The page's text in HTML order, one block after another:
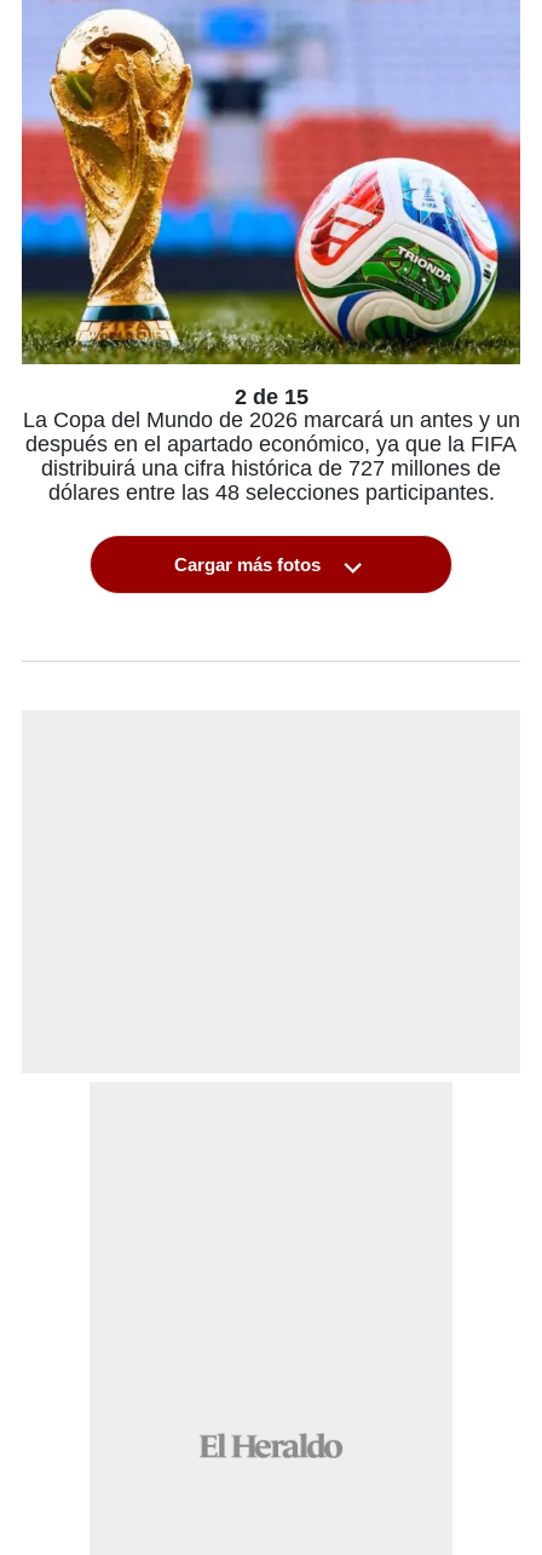
2 de 15
La Copa del Mundo de 2026 marcará un antes y un
después en el apartado económico, ya que la FIFA
distribuirá una cifra histórica de 727 millones de
dólares entre las 48 selecciones participantes.
Cargar más fotos